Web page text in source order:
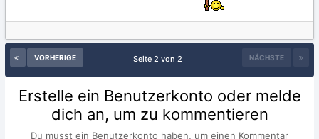
VORHERIGE NÄCHSTE
Seite 2 von 2
Erstelle ein Benutzerkonto oder melde
dich an, um zu kommentieren
Du musst ein Benutzerkonto haben, um einen Kommentar